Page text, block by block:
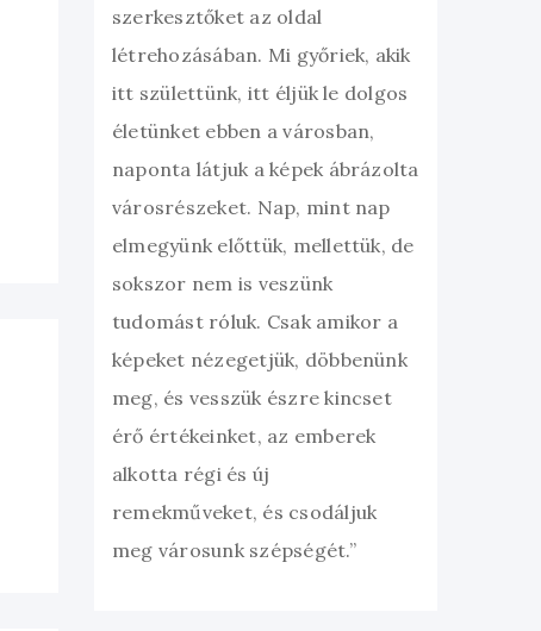
szerkesztőket az oldal
létrehozásában. Mi győriek, akik
itt születtünk, itt éljük le dolgos
életünket ebben a városban,
naponta látjuk a képek ábrázolta
városrészeket. Nap, mint nap
elmegyünk előttük, mellettük, de
sokszor nem is veszünk
tudomást róluk. Csak amikor a
képeket nézegetjük, döbbenünk
meg, és vesszük észre kincset
érő értékeinket, az emberek
alkotta régi és új
remekműveket, és csodáljuk
meg városunk szépségét.”